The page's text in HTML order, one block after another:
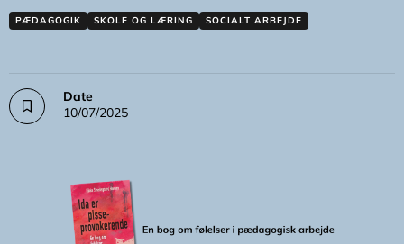
PÆDAGOGIK SKOLE OG LÆRING SOCIALT ARBEJDE
Date
10/07/2025